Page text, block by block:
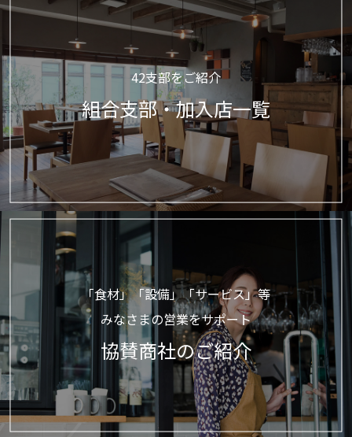
42支部をご紹介
組合支部・加入店一覧
「食材」「設備」「サービス」等
みなさまの営業をサポート
協賛商社のご紹介